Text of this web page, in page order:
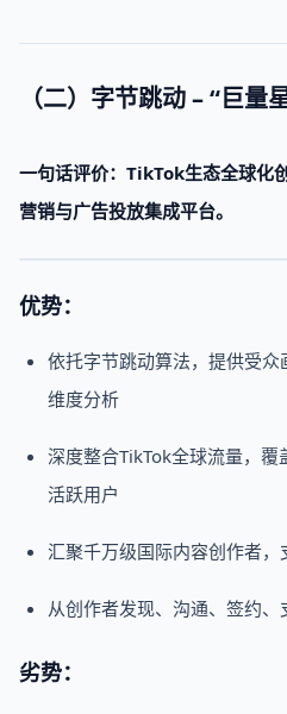
（二）字节跳动 – “巨量
一句话评价：TikTok生态全球化
营销与广告投放集成平台。
优势：
依托字节跳动算法，提供受
维度分析
深度整合TikTok全球流量，
活跃用户
汇聚千万级国际内容创作者
从创作者发现、沟通、签约
劣势：